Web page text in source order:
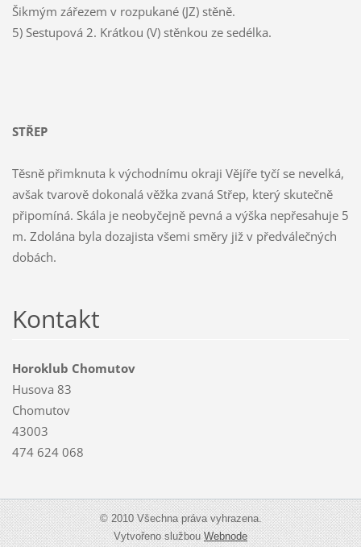
Šikmým zářezem v rozpukané (JZ) stěně.
5) Sestupová 2. Krátkou (V) stěnkou ze sedélka.
STŘEP
Těsně přimknuta k východnímu okraji Vějíře tyčí se nevelká,
avšak tvarově dokonalá věžka zvaná Střep, který skutečně
připomíná. Skála je neobyčejně pevná a výška nepřesahuje 5
m. Zdolána byla dozajista všemi směry již v předválečných
dobách.
Kontakt
Horoklub Chomutov
Husova 83
Chomutov
43003
474 624 068
© 2010 Všechna práva vyhrazena.
Vytvořeno službouWebnode